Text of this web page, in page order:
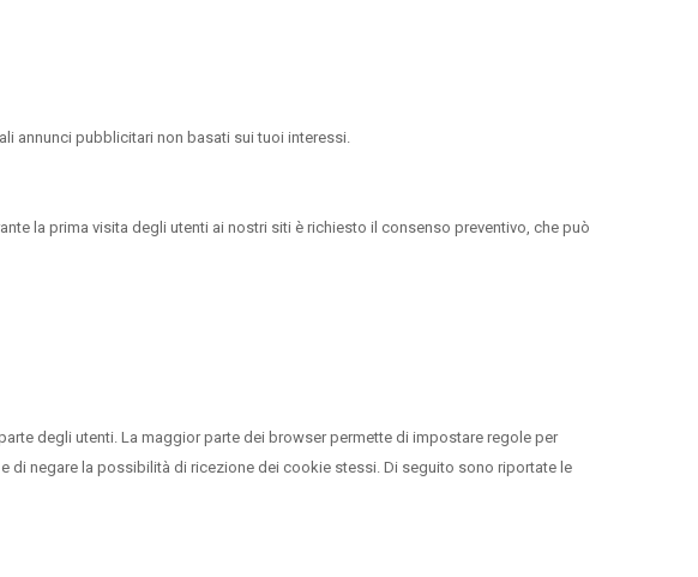
annunci pubblicitari non basati sui tuoi interessi.
la prima visita degli utenti ai nostri siti è richiesto il consenso preventivo, che può
degli utenti. La maggior parte dei browser permette di impostare regole per
negare la possibilità di ricezione dei cookie stessi. Di seguito sono riportate le